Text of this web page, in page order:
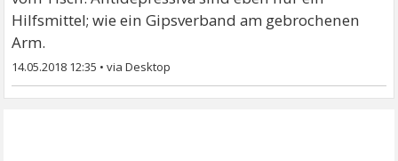
Hilfsmittel; wie ein Gipsverband am gebrochenen
Arm.
14.05.2018 12:35 •